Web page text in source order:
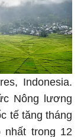
Indonesia.
Nông lương
tế tăng tháng
trong 12